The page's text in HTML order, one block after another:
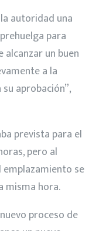
autoridad una
para
alcanzar un buen
a la
aprobación”,
prevista para el
pero al
se
misma hora.
proceso de